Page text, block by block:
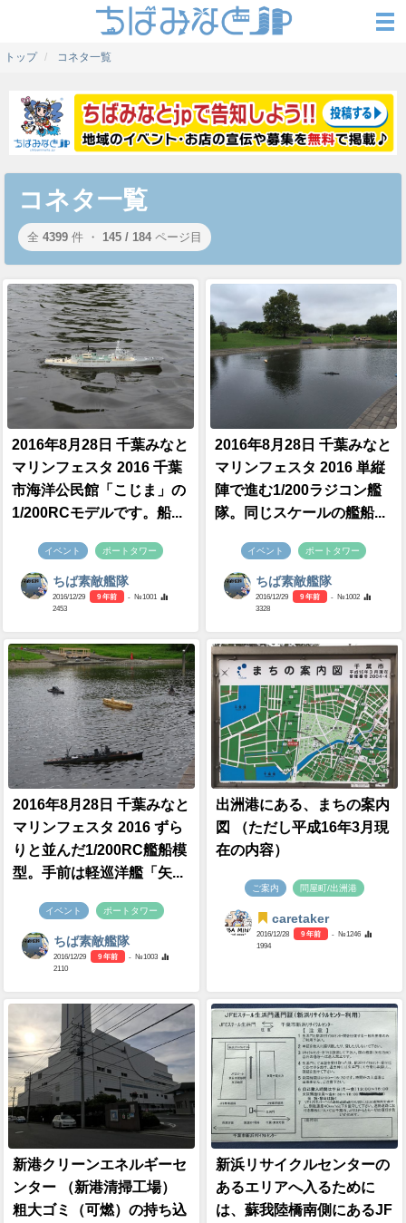
トップ コネタ一覧
コネタ一覧
全 4399 件 ・ 145 / 184 ページ目
2016年8月28日 千葉みなと
マリンフェスタ 2016 千葉
市海洋公民館「こじま」の
1/200RCモデルです。船...
イベント ポートタワー
ちば素敵艦隊
2016/12/29 9 年前
- №1001
2453
2016年8月28日 千葉みなと
マリンフェスタ 2016 単縦
陣で進む1/200ラジコン艦
隊。同じスケールの艦船...
イベント ポートタワー
ちば素敵艦隊
2016/12/29 9 年前
- №1002
3328
2016年8月28日 千葉みなと
マリンフェスタ 2016 ずら
りと並んだ1/200RC艦船模
型。手前は軽巡洋艦「矢...
イベント ポートタワー
ちば素敵艦隊
2016/12/29 9 年前
- №1003
2110
出洲港にある、まちの案内
図 （ただし平成16年3月現
在の内容）
ご案内 問屋町/出洲港
caretaker
2016/12/28 9 年前
- №1246
1994
新港クリーンエネルギーセ
ンター （新港清掃工場）
粗大ゴミ（可燃）の持ち込
新浜リサイクルセンターの
あるエリアへ入るために
は、蘇我陸橋南側にあるJF